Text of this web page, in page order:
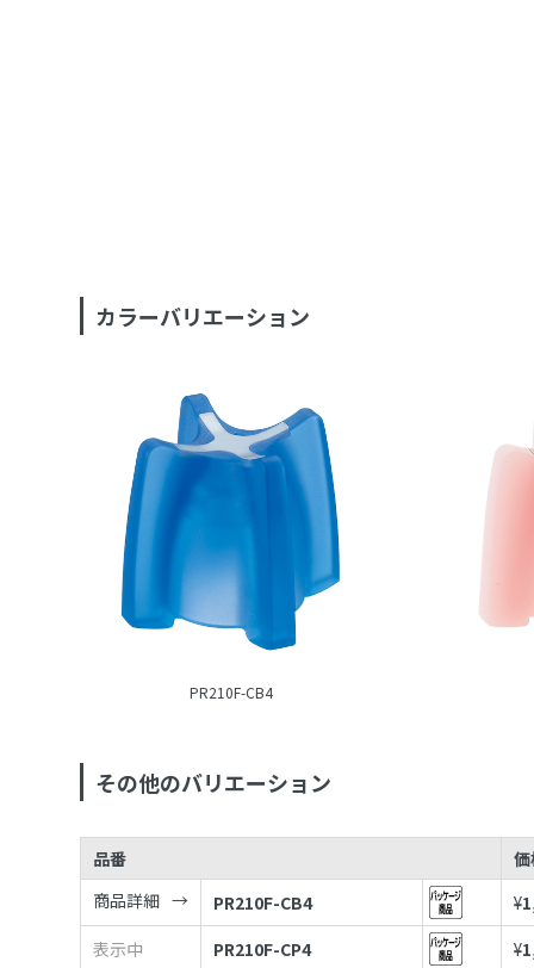
カラーバリエーション
PR210F-CB4
その他のバリエーション
品番
商品詳細
PR210F-CB4 ¥
表示中
PR210F-CP4 ¥